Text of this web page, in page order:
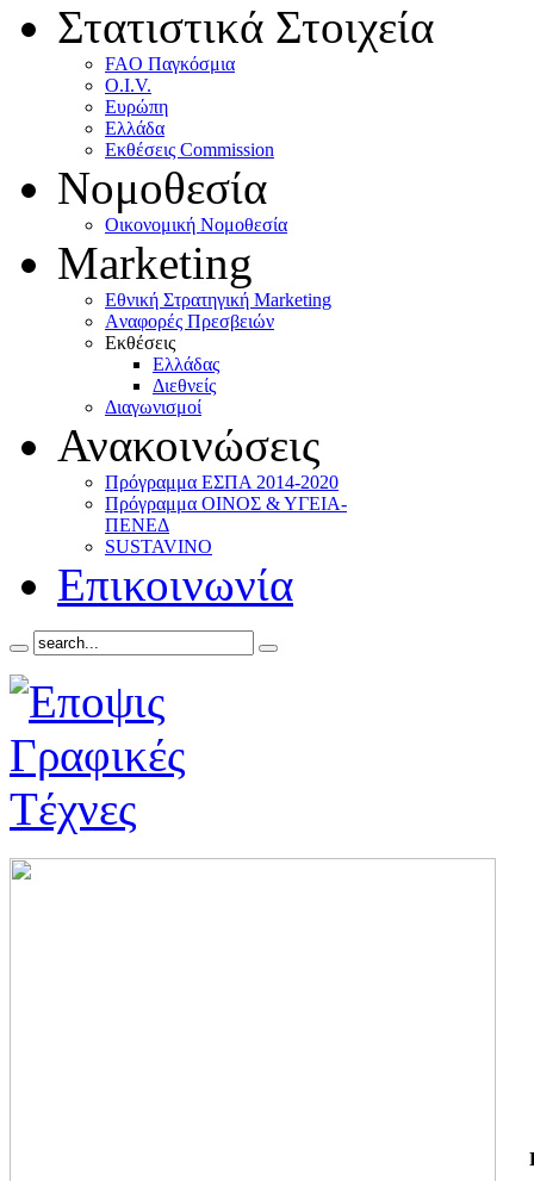
Στατιστικά Στοιχεία
FAO Παγκόσμια
O.I.V.
Ευρώπη
Ελλάδα
Eκθέσεις Commission
Νομοθεσία
Οικονομική Νομοθεσία
Marketing
Eθνική Στρατηγική Marketing
Aναφορές Πρεσβειών
Eκθέσεις
Eλλάδας
Διεθνείς
Διαγωνισμοί
Ανακοινώσεις
Πρόγραμμα ΕΣΠΑ 2014-2020
Πρόγραμμα ΟΙΝΟΣ & ΥΓΕΙΑ-
ΠΕΝΕΔ
SUSTAVINO
Επικοινωνία